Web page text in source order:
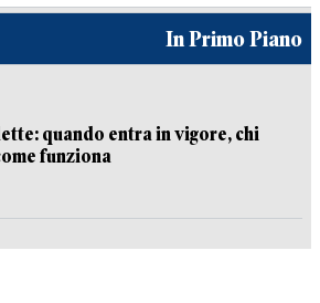
In Primo Piano
quando entra in vigore, chi
funziona